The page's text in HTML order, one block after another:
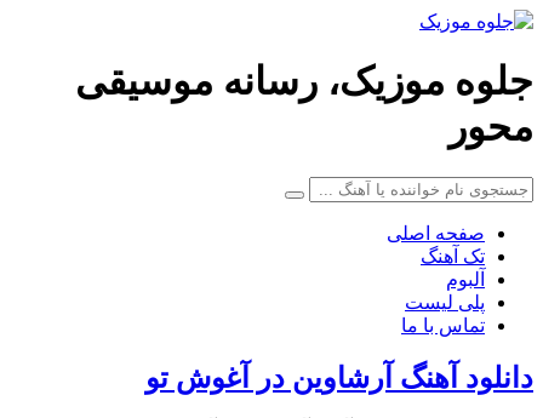
جلوه موزیک، رسانه موسیقی
محور
صفحه اصلی
تک آهنگ
آلبوم
پلی لیست
تماس با ما
دانلود آهنگ آرشاوین در آغوش تو